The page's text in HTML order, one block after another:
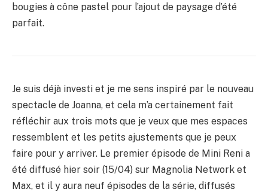
bougies à cône pastel pour l’ajout de paysage d’été
parfait.
Je suis déjà investi et je me sens inspiré par le nouveau
spectacle de Joanna, et cela m’a certainement fait
réfléchir aux trois mots que je veux que mes espaces
ressemblent et les petits ajustements que je peux
faire pour y arriver. Le premier épisode de Mini Reni a
été diffusé hier soir (15/04) sur Magnolia Network et
Max, et il y aura neuf épisodes de la série, diffusés